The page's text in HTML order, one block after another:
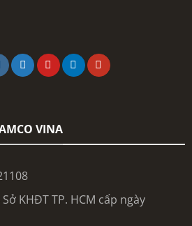
VINA
KHĐT TP. HCM cấp ngày